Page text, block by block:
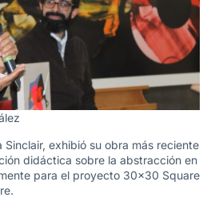
Sinclair, exhibió su obra más reciente
didáctica sobre la abstracción en
para el proyecto 30×30 Square